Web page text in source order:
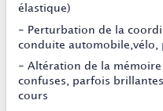
élastique)
- Perturbation de la
conduite automobile,vélo,
- Altération de la mémoire
confuses, parfois
cours